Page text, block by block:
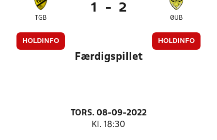
TGB
HOLDINFO
1 - 2
ØUB
HOLDINFO
Færdigspillet
TORS. 08-09-2022
Kl. 18:30